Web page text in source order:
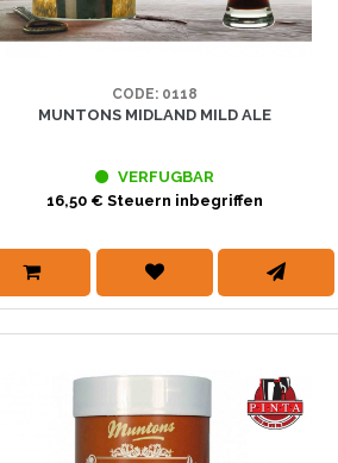
CODE: 0118
MUNTONS MIDLAND MILD ALE
VERFUGBAR
16,50 € Steuern inbegriffen